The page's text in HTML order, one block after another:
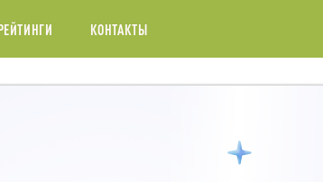
КОНТАКТЫ